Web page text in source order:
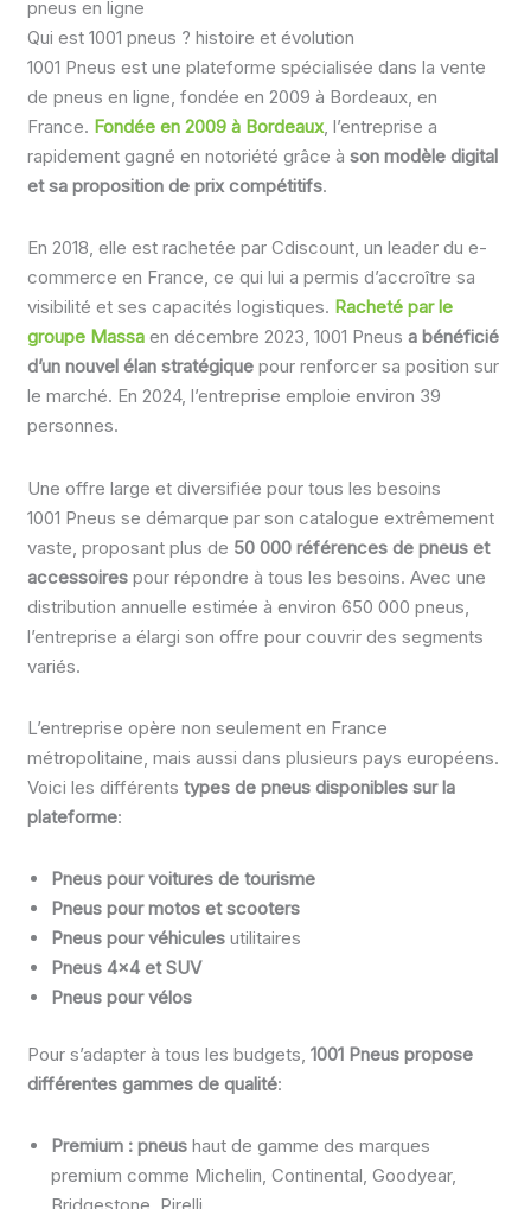
pneus en ligne
Qui est 1001 pneus ? histoire et évolution
1001 Pneus est une plateforme spécialisée dans la vente
de pneus en ligne, fondée en 2009 à Bordeaux, en
France. Fondée en 2009 à Bordeaux, l’entreprise a
rapidement gagné en notoriété grâce àson modèle digital
et sa proposition de prix compétitifs.
En 2018, elle est rachetée par Cdiscount, un leader du e-
commerce en France, ce qui lui a permis d’accroître sa
visibilité et ses capacités logistiques. Racheté par le
groupe Massa en décembre 2023, 1001 Pneusa bénéficié
d’un nouvel élan stratégique pour renforcer sa position sur
le marché. En 2024, l’entreprise emploie environ 39
personnes.
Une offre large et diversifiée pour tous les besoins
1001 Pneus se démarque par son catalogue extrêmement
vaste, proposant plus de 50 000 références de pneus et
accessoires pour répondre à tous les besoins. Avec une
distribution annuelle estimée à environ 650 000 pneus,
l’entreprise a élargi son offre pour couvrir des segments
variés.
L’entreprise opère non seulement en France
métropolitaine, mais aussi dans plusieurs pays européens.
Voici les différentstypes de pneus disponibles sur la
plateforme:
Pneus pour voitures de tourisme
Pneus pour motos et scooters
Pneus pour véhicules utilitaires
Pneus 4×4 et SUV
Pneus pour vélos
Pour s’adapter à tous les budgets,1001 Pneus propose
différentes gammes de qualité:
Premium : pneus haut de gamme des marques
premium comme Michelin, Continental, Goodyear,